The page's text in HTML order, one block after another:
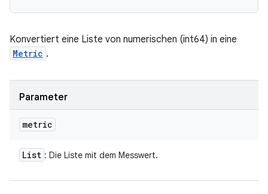
Konvertiert eine Liste von numerischen (int64) in eine
Metric .
Parameter
metric
List : Die Liste mit dem Messwert.